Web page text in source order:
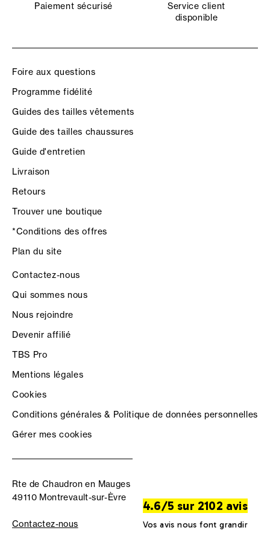
Paiement sécurisé
Service client
disponible
Foire aux questions
Programme fidélité
Guides des tailles vêtements
Guide des tailles chaussures
Guide d'entretien
Livraison
Retours
Trouver une boutique
*Conditions des offres
Plan du site
Contactez-nous
Qui sommes nous
Nous rejoindre
Devenir affilié
TBS Pro
Mentions légales
Cookies
Conditions générales & Politique de données personnelles
Gérer mes cookies
Rte de Chaudron en Mauges
49110 Montrevault-sur-Èvre
Contactez-nous
4.6/5 sur 2102 avis
Vos avis nous font grandir